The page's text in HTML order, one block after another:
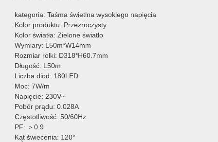
kategoria: Taśma świetlna wysokiego napięcia
Kolor produktu: Przezroczysty
Kolor światła: Zielone światło
Wymiary: L50m*W14mm
Rozmiar rolki: D318*H60.7mm
Długość: L50m
Liczba diod: 180LED
Moc: 7W/m
Napięcie: 230V~
Pobór prądu: 0.028A
Częstotliwość: 50/60Hz
PF: ＞0.9
Kąt świecenia: 120°